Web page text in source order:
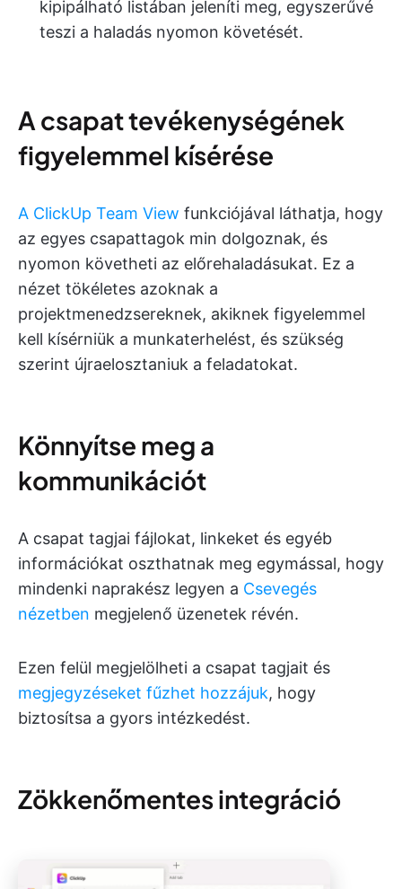
kipipálható listában jeleníti meg, egyszerűvé
teszi a haladás nyomon követését.
A csapat tevékenységének
figyelemmel kísérése
A ClickUp Team View funkciójával láthatja, hogy
az egyes csapattagok min dolgoznak, és
nyomon követheti az előrehaladásukat. Ez a
nézet tökéletes azoknak a
projektmenedzsereknek, akiknek figyelemmel
kell kísérniük a munkaterhelést, és szükség
szerint újraelosztaniuk a feladatokat.
Könnyítse meg a
kommunikációt
A csapat tagjai fájlokat, linkeket és egyéb
információkat oszthatnak meg egymással, hogy
mindenki naprakész legyen a Csevegés
nézetben megjelenő üzenetek révén.
Ezen felül megjelölheti a csapat tagjait és
megjegyzéseket fűzhet hozzájuk, hogy
biztosítsa a gyors intézkedést.
Zökkenőmentes integráció